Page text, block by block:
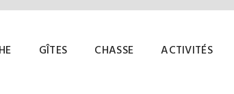
GÎTES CHASSE ACTIVITÉS